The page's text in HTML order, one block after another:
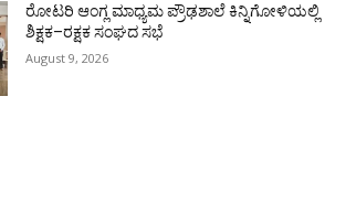
ರೋಟರಿ ಆಂಗ್ಲ ಮಾಧ್ಯಮ ಪ್ರೌಢಶಾಲೆ ಕಿನ್ನಿಗೋಳಿಯಲ್ಲಿ
ಶಿಕ್ಷಕ–ರಕ್ಷಕ ಸಂಘದ ಸಭೆ
August 9, 2026